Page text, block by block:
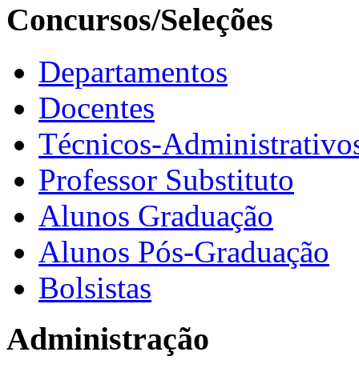
Concursos/Seleções
Departamentos
Docentes
Técnicos-
Professor Substituto
Alunos Graduação
Alunos Pós-Graduação
Bolsistas
Administração